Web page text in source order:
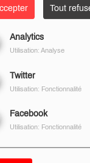
Tout
Analytics
Utilisation: Analyse
Twitter
Utilisation: Fonctionnalité
Facebook
Utilisation: Fonctionnalité